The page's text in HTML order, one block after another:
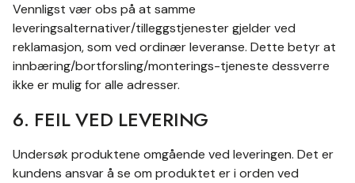
Vennligst vær obs på at samme
leveringsalternativer/tilleggstjenester gjelder ved
reklamasjon, som ved ordinær leveranse. Dette betyr at
innbæring/bortforsling/monterings-tjeneste dessverre
ikke er mulig for alle adresser.
6. FEIL VED LEVERING
Undersøk produktene omgående ved leveringen. Det er
kundens ansvar å se om produktet er i orden ved